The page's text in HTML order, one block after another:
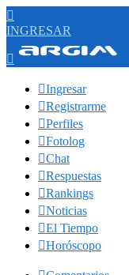

INGRESAR

Ingresar
Registrarme
Perfiles
Fotolog
Chat
Respuestas
Rankings
Noticias
El Tiempo
Horóscopo